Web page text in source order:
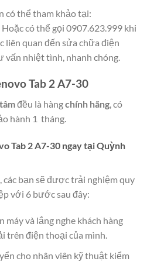
có thể tham khảo tại:
có thể gọi 0907.623.999 khi
liên quan đến sửa chữa điện
nhiệt tình, nhanh chóng.
Tab 2 A7-30
đều là hàngchính hãng , có
hành 1 tháng.
Tab 2 A7-30 ngay tại Quỳnh
bạn sẽ được trải nghiệm quy
với 6 bước sau đây:
máy và lắng nghe khách hàng
trên điện thoại của mình.
cho nhân viên kỹ thuật kiểm